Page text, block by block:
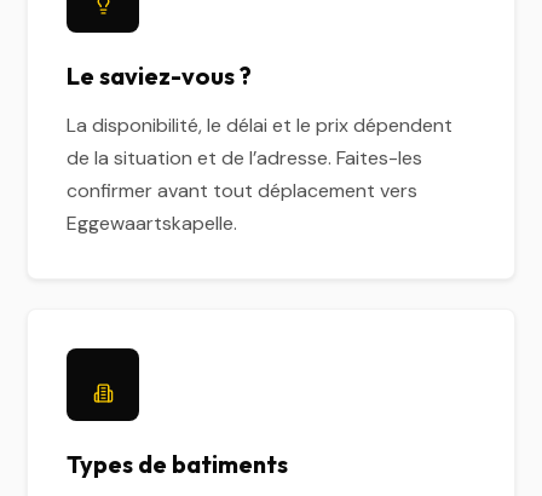
Le saviez-vous ?
La disponibilité, le délai et le prix dépendent
de la situation et de l’adresse. Faites-les
confirmer avant tout déplacement vers
Eggewaartskapelle.
Types de batiments